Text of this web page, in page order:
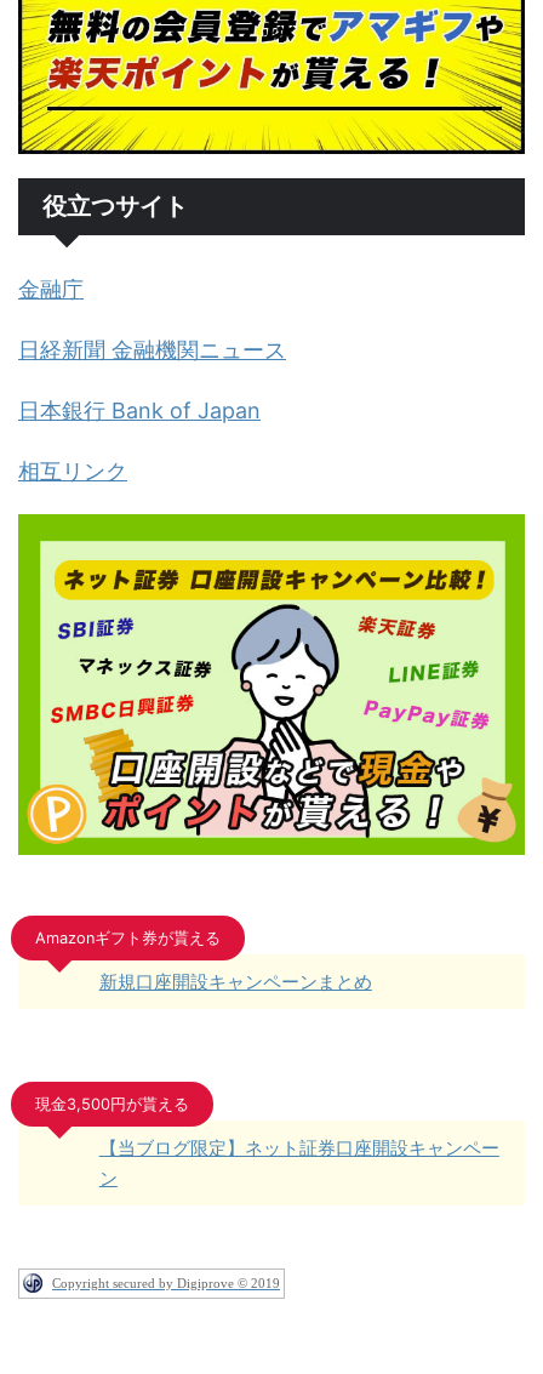
役立つサイト
金融庁
日経新聞 金融機関ニュース
日本銀行 Bank of Japan
相互リンク
Amazonギフト券が貰える
新規口座開設キャンペーンまとめ
現金3,500円が貰える
【当ブログ限定】ネット証券口座開設キャンペー
ン
Copyright secured by Digiprove © 2019